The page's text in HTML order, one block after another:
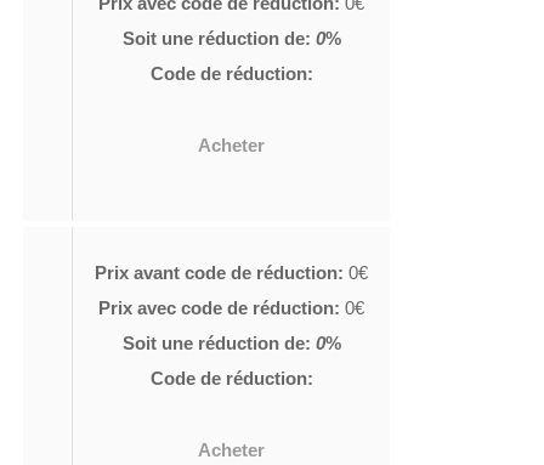
Soit une réduction de: 0%
Code de réduction:
Acheter
Prix avant code de réduction: 0€
Prix avec code de réduction: 0€
Soit une réduction de: 0%
Code de réduction:
Acheter